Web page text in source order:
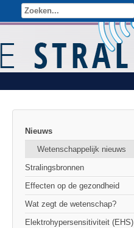
Nieuws
Wetenschappelijk nieuws
Stralingsbronnen
Effecten op de gezondheid
Wat zegt de wetenschap?
Elektrohypersensitiviteit (EHS)